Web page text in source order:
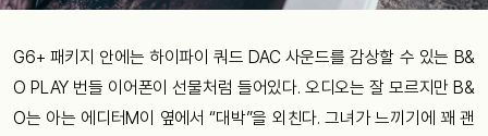
G6+ 패키지 안에는 하이파이 쿼드 DAC 사운드를 감상할 수 있는 B&
O PLAY 번들 이어폰이 선물처럼 들어있다. 오디오는 잘 모르지만 B&
O는 아는 에디터M이 옆에서 “대박”을 외친다. 그녀가 느끼기에 꽤 괜